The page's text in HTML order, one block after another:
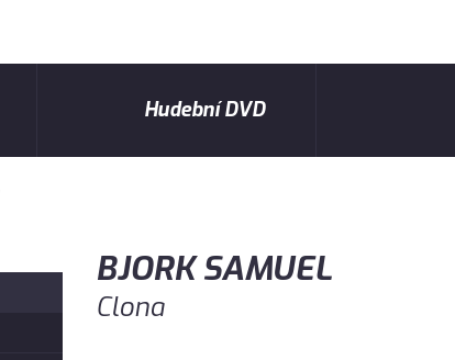
Hudební DVD
BJORK SAMUEL
Clona